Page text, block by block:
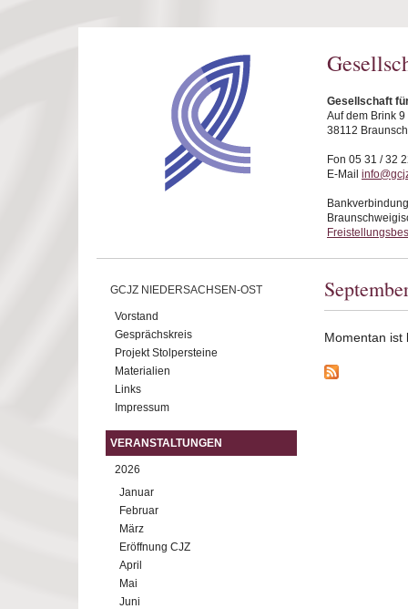
Gesellschaft
Auf dem Brink 9
38112
Fon 05 31 / 32
E-Mail
GCJZ NIEDERSACHSEN-OST
Vorstand
Gesprächskreis
Projekt Stolpersteine
Materialien
Links
Impressum
VERANSTALTUNGEN
2026
Januar
Februar
März
Eröffnung CJZ
April
Mai
Juni
Momentan ist